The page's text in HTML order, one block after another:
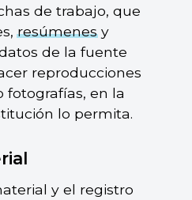
de trabajo, que
resúmenesy
de la fuente
reproducciones
fotografías, en la
lo permita.
y el registro